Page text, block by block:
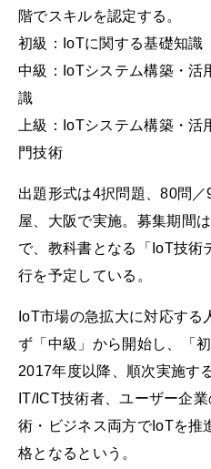
階でスキルを認定する。
初級：IoTに関する基礎知識
中級：IoTシステム構築・活
識
上級：IoTシステム構築・
門技術
出題形式は4択問題、80問
屋、大阪で実施。募集期間
で、教科書となる「IoT技術
行を予定している。
IoT市場の急拡大に対応する
ず「中級」から開始し、「
2017年度以降、順次実施す
IT/ICT技術者、ユーザー企
術・ビジネス両方でIoTを推
格となるという。